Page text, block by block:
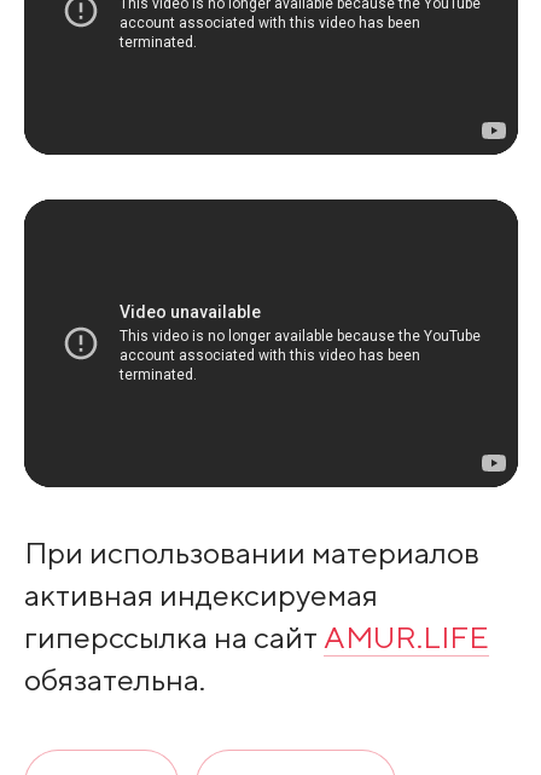
При использовании материалов
активная индексируемая
гиперссылка на сайт AMUR.LIFE
обязательна.